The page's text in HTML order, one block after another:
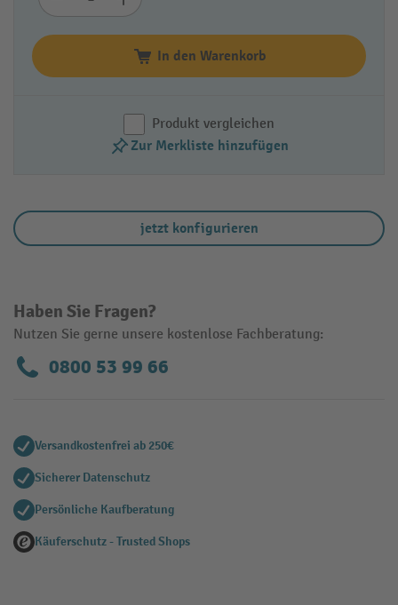
In den Warenkorb
Produkt vergleichen
Zur Merkliste hinzufügen
jetzt konfigurieren
Haben Sie Fragen?
Nutzen Sie gerne unsere kostenlose Fachberatung:
0800 53 99 66
Versandkostenfrei ab 250€
Sicherer Datenschutz
Persönliche Kaufberatung
Käuferschutz - Trusted Shops